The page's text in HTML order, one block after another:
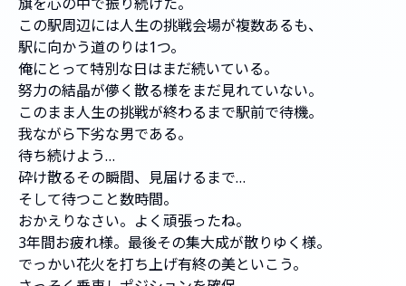
旗を心の中で振り続けた。
この駅周辺には人生の挑戦会場が複数あるも、
駅に向かう道のりは1つ。
俺にとって特別な日はまだ続いている。
努力の結晶が儚く散る様をまだ見れていない。
このまま人生の挑戦が終わるまで駅前で待機。
我ながら下劣な男である。
待ち続けよう…
砕け散るその瞬間、見届けるまで…
そして待つこと数時間。
おかえりなさい。よく頑張ったね。
3年間お疲れ様。最後その集大成が散りゆく様。
でっかい花火を打ち上げ有終の美といこう。